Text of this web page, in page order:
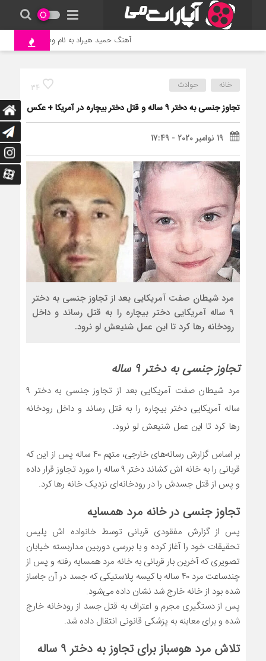
آهنگ حمید هیراد به نام وطن
34 خانه حوادث
تجاوز جنسی به دختر ۹ ساله و قتل دختر بیچاره در آمریکا + عکس
19 نوامبر 2020 - 17:49
مرد شیطان صفت آمریکایی بعد از تجاوز جنسی به دختر
9 ساله آمریکایی دختر بیچاره را به قتل رساند و داخل
رودخانه رها کرد تا این عمل شنیعش لو نرود.
تجاوز جنسی به دختر ۹ ساله
مرد شیطان صفت آمریکایی بعد از تجاوز جنسی به دختر ۹
ساله آمریکایی دختر بیچاره را به قتل رساند و داخل رودخانه
رها کرد تا این عمل شنیعش لو نرود.
بر اساس گزارش رسانه‌های خارجی، متهم ۴۰ ساله پس از این که
قربانی را به خانه اش کشاند دختر ۹ ساله را مورد تجاوز قرار داده
و پس از قتل جسدش را در رودخانه‌ای نزدیک خانه رها کرد.
تجاوز جنسی در خانه مرد همسایه
پس از گزارش مفقودی قربانی توسط خانواده اش پلیس
تحقیقات خود را آغاز کرده و با بررسی دوربین مداربسته خیابان
تصویری که آخرین بار قربانی به خانه مرد همسایه رفته و پس از
چندساعت مرد ۴۰ ساله با کیسه پلاستیکی که جسد در آن جاساز
شده بود از خانه خارج شد نشان داده می‌شود.
پس از دستگیری مجرم و اعتراف به قتل جسد از رودخانه خارج
شده و برای معاینه به پزشکی قانونی انتقال داده شد.
تلاش مرد هوسباز برای تجاوز به دختر ۹ ساله